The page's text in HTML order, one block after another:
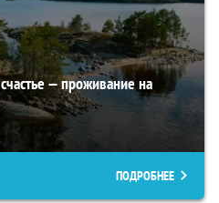
— проживание на
ПОДРОБНЕЕ